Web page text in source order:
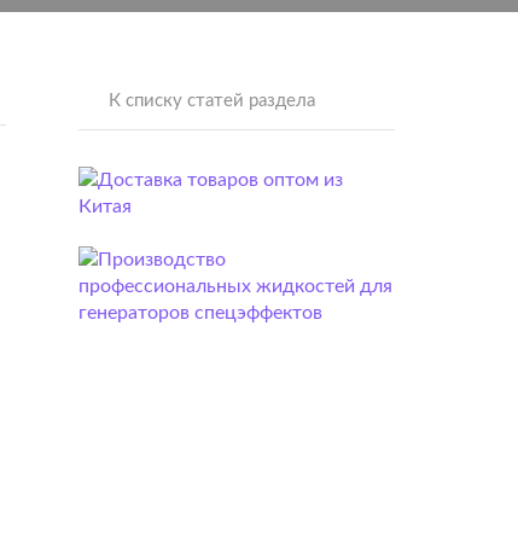
К списку статей раздела